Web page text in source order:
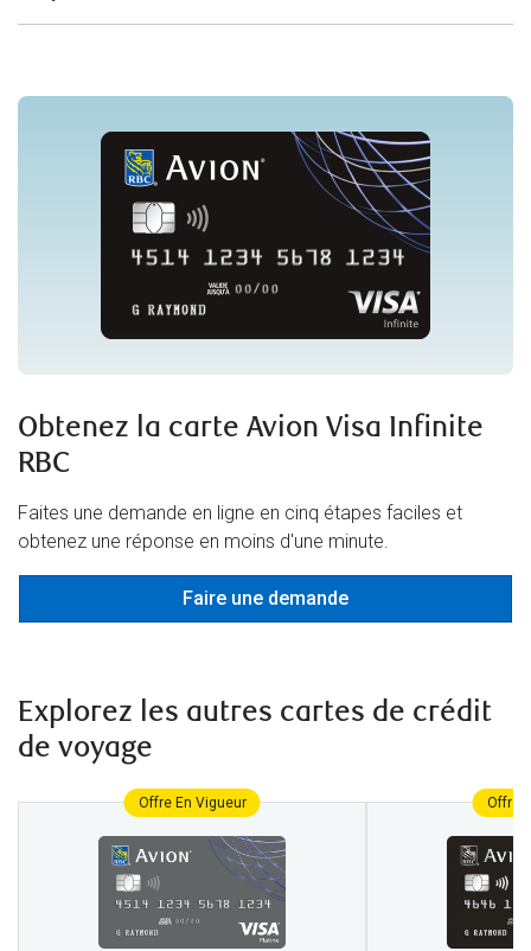
Obtenez la carte Avion Visa Infinite
RBC
Faites une demande en ligne en cinq étapes faciles et
obtenez une réponse en moins d'une minute.
Faire une demande
Explorez les autres cartes de crédit
de voyage
Offre En Vigueur Offre